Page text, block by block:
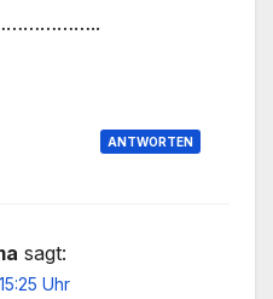
ANTWORTEN
sagt:
Uhr